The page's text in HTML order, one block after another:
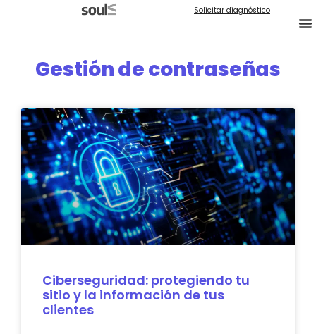
Solicitar diagnóstico
Gestión de contraseñas
Ciberseguridad: protegiendo tu
sitio y la información de tus
clientes